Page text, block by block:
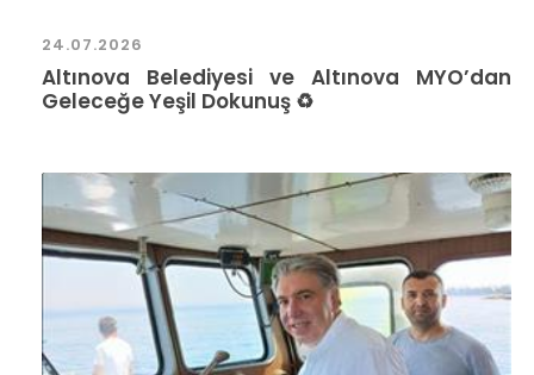
24.07.2026
Altınova Belediyesi ve Altınova MYO’dan
Geleceğe Yeşil Dokunuş ♻️